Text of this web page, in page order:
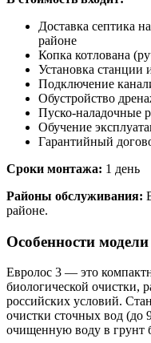
Доставка септика
районе
Копка котлована
Установка станции
Подключение
Обустройство
Пуско-наладочные
Обучение
Гарантийный
Сроки монтажа: 1 день
Районы обслуживания:
районе.
Особенности
Евролос 3 — это
биологической очистки,
российских условий.
очистки сточных вод (до
очищенную воду в грунт